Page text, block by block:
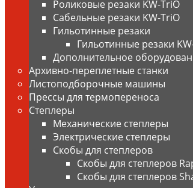
Роликовые резаки KW-TriO
Сабельные резаки KW-TriO
Гильотинные резаки
Гильотинные резаки
Дополнительное
Архивно-переплетные станки
Листоподборочные машины
Прессы для термопереноса
Степлеры
Механические степлеры
Электрические степлеры
Скобы для степлеров
Скобы для степлеров
Скобы для степлеров